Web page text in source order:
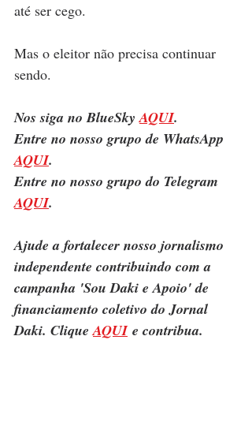
até ser cego.
Mas o eleitor não precisa continuar
sendo.
Nos siga no BlueSky AQUI.
Entre no nosso grupo de WhatsApp
AQUI.
Entre no nosso grupo do Telegram
AQUI.
Ajude a fortalecer nosso jornalismo
independente contribuindo com a
campanha 'Sou Daki e Apoio' de
financiamento coletivo do Jornal
Daki. Clique AQUI e contribua.